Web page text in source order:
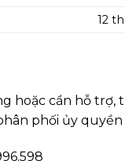
12
hoặc cần hỗ trợ,
phối ủy